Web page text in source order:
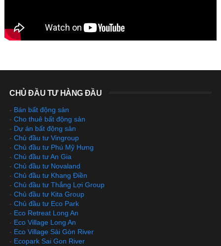
CHỦ ĐẦU TƯ HÀNG ĐẦU
- Bán bất động sản
- Cho thuê bất động sản
- Dự án bất động sản
- Chủ đầu tư Vingroup
- Chủ đầu tư Phú Mỹ Hưng
- Chủ đầu tư An Gia
- Chủ đầu tư Novaland
- Chủ đầu tư Khang Điền
- Chủ đầu tư Thắng Lợi Group
- Chủ đầu tư Kita Group
- Chủ đầu tư Eco Park
- Eco Retreat Long An
- Eco Village Long An
- Eco Village Sài Gòn River
- Ecopark Sai Gon River